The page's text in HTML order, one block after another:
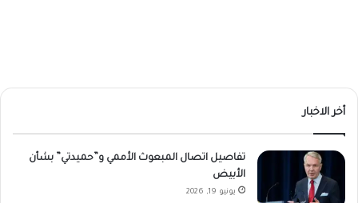
أخر الاخبار
تفاصيل اتصال المبعوث الأممي و”حميدتي” بشأن
الأبيض
يونيو 19, 2026